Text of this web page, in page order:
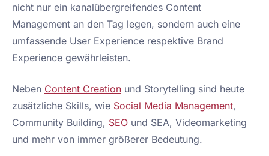
nicht nur ein kanalübergreifendes Content
Management an den Tag legen, sondern auch eine
umfassende User Experience respektive Brand
Experience gewährleisten.
Neben Content Creation und Storytelling sind heute
zusätzliche Skills, wie Social Media Management,
Community Building, SEO und SEA, Videomarketing
und mehr von immer größerer Bedeutung.